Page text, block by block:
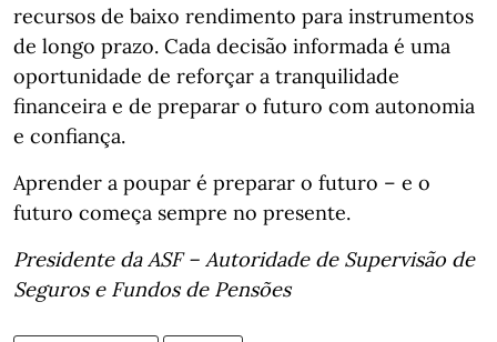
recursos de baixo rendimento para instrumentos
de longo prazo. Cada decisão informada é uma
oportunidade de reforçar a tranquilidade
financeira e de preparar o futuro com autonomia
e confiança.
Aprender a poupar é preparar o futuro – e o
futuro começa sempre no presente.
Presidente da ASF – Autoridade de Supervisão de
Seguros e Fundos de Pensões